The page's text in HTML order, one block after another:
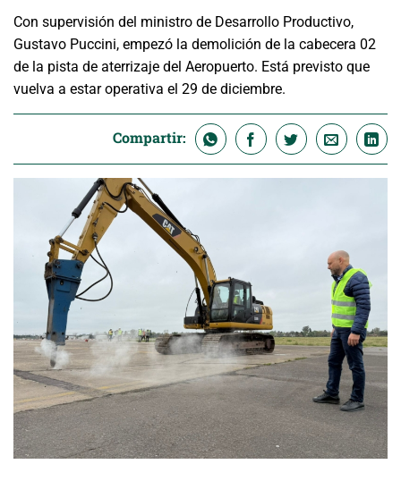
Con supervisión del ministro de Desarrollo Productivo,
Gustavo Puccini, empezó la demolición de la cabecera 02
de la pista de aterrizaje del Aeropuerto. Está previsto que
vuelva a estar operativa el 29 de diciembre.
Compartir: